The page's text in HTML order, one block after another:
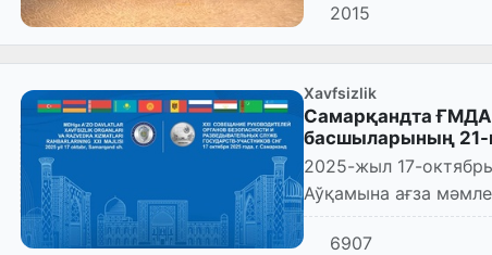
2015
Xavfsizlik
Самарқандта ҒМДА
басшыларының 21-
2025-жыл 17-
Аўқамына ағза
басшылары
6907